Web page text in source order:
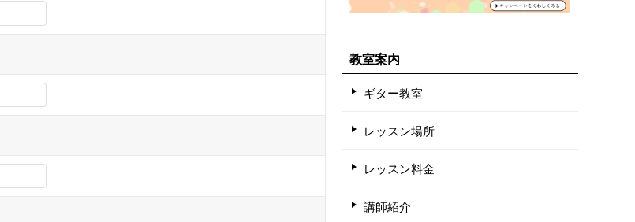
教室案内
ギター教室
レッスン場所
レッスン料金
講師紹介